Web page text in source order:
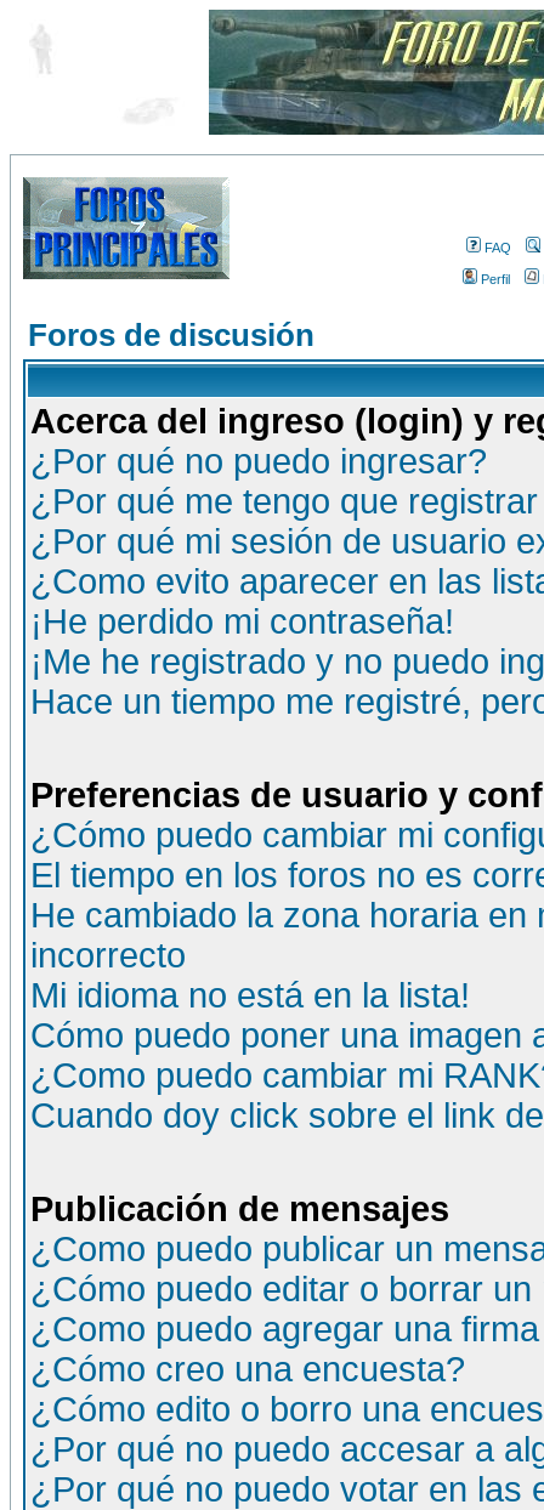
FAQ
Perfil
Foros de discusión
Acerca del ingreso (login) y
¿Por qué no puedo ingresar?
¿Por qué me tengo que
¿Por qué mi sesión de usuario
¿Como evito aparecer en las
¡He perdido mi contraseña!
¡Me he registrado y no puedo
Hace un tiempo me registré,
Preferencias de usuario y
¿Cómo puedo cambiar mi
El tiempo en los foros no es
He cambiado la zona horaria
incorrecto
Mi idioma no está en la lista!
Cómo puedo poner una imagen
¿Como puedo cambiar mi
Cuando doy click sobre el link
Publicación de mensajes
¿Como puedo publicar un
¿Cómo puedo editar o borrar un
¿Como puedo agregar una
¿Cómo creo una encuesta?
¿Cómo edito o borro una
¿Por qué no puedo accesar a
¿Por qué no puedo votar en las